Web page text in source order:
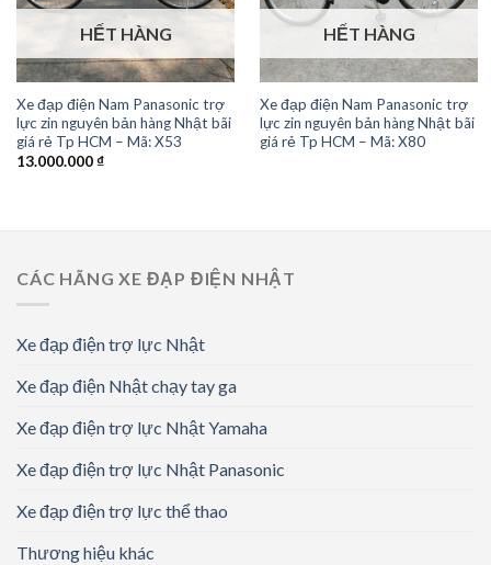
HẾT HÀNG
Xe đạp điện Nam Panasonic trợ
lực zin nguyên bản hàng Nhật bãi
giá rẻ Tp HCM – Mã: X53
13.000.000₫
HẾT HÀNG
Xe đạp điện Nam Panasonic trợ
lực zin nguyên bản hàng Nhật bãi
giá rẻ Tp HCM – Mã: X80
CÁC HÃNG XE ĐẠP ĐIỆN NHẬT
Xe đạp điện trợ lực Nhật
Xe đạp điện Nhật chạy tay ga
Xe đạp điện trợ lực Nhật Yamaha
Xe đạp điện trợ lực Nhật Panasonic
Xe đạp điện trợ lực thể thao
Thương hiệu khác